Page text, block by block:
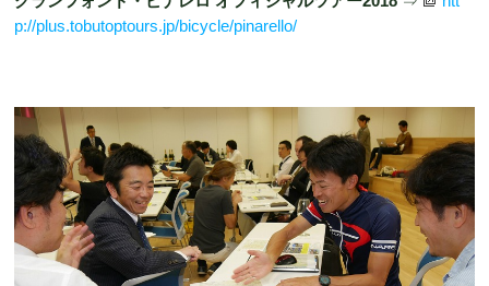
p://plus.tobutoptours.jp/bicycle/pinarello/